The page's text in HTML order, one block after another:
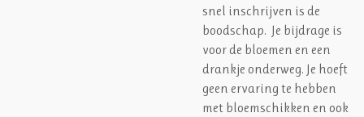
snel inschrijven is de
boodschap. Je bijdrage is
voor de bloemen en een
drankje onderweg. Je hoeft
geen ervaring te hebben
met bloemschikken en ook